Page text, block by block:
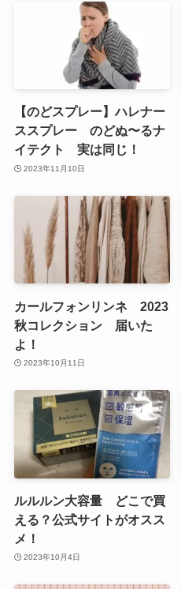
【のどスプレー】ハレナー
ススプレー のどぬ〜るナ
イテクト 実は同じ！
2023年11月10日
カールフォンリンネ 2023
秋コレクション 届いた
よ！
2023年10月11日
ルルルン大容量 どこで買
える？公式サイトがオスス
メ！
2023年10月4日